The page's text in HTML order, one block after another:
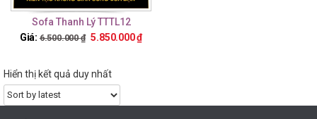
Sofa Thanh Lý TTTL12
Giá: 6.500.000₫ 5.850.000₫
Hiển thị kết quả duy nhất